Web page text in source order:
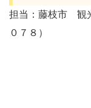
担当：藤枝市 観
０７８）